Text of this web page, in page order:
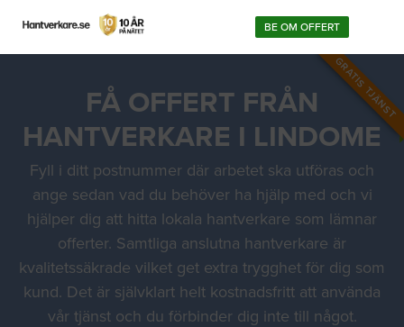
BE OM OFFERT
GRATIS TJÄNST
FÅ OFFERT FRÅN
HANTVERKARE I LINDOME
Fyll i ditt postnummer där arbetet ska utföras och
ange sedan vad du behöver ha hjälp med och vi
hjälper dig att hitta lokala hantverkare som lämnar
offerter. Samtliga anslutna hantverkare är
kvalitetssäkrade vilket get extra trygghet för dig som
kund. Det är självklart helt kostnadsfritt att använda
vår tjänst och du förbinder dig inte till något.